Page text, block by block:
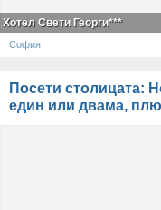
Хотел Свети Георги***
София
Посети столицата:
един или двама,